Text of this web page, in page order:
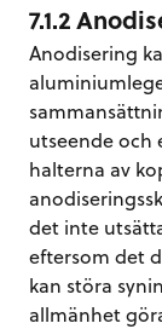
7.1.2
Anodisering
utseende och
halterna av
det inte
eftersom det
kan störa
allmänhet